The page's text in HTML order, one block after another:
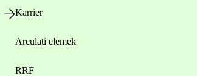
Karrier
Arculati elemek
RRF